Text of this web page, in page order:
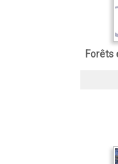
Forêts